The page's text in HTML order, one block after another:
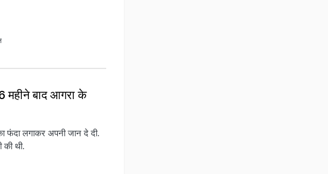
महीने बाद आगरा के
फंदा लगाकर अपनी जान दे दी.
की थी.